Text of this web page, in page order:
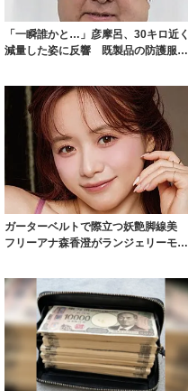
「一瞬誰かと…」彦摩呂、30キロ近く
減量した姿に反響 既製品の防護服が
ガーターベルトで際立つ妖艶脚線美
フリーアナ森香澄がランジェリーモデ